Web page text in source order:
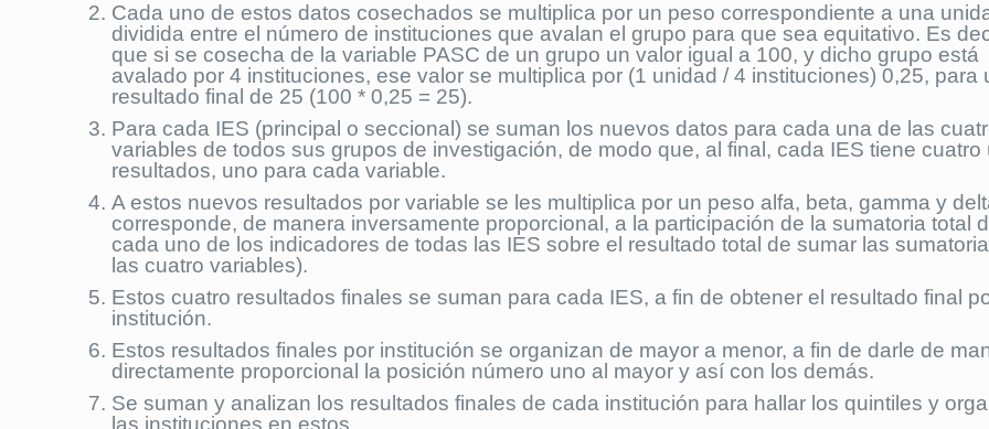
Cada uno de estos datos cosechados se multiplica por un peso correspondiente a una
dividida entre el número de instituciones que avalan el grupo para que sea equitativo. Es
que si se cosecha de la variable PASC de un grupo un valor igual a 100, y dicho grupo está
avalado por 4 instituciones, ese valor se multiplica por (1 unidad / 4 instituciones) 0,25, para
resultado final de 25 (100 * 0,25 = 25).
Para cada IES (principal o seccional) se suman los nuevos datos para cada una de las
variables de todos sus grupos de investigación, de modo que, al final, cada IES tiene cuatro
resultados, uno para cada variable.
A estos nuevos resultados por variable se les multiplica por un peso alfa, beta, gamma y
corresponde, de manera inversamente proporcional, a la participación de la sumatoria total
cada uno de los indicadores de todas las IES sobre el resultado total de sumar las
las cuatro variables).
Estos cuatro resultados finales se suman para cada IES, a fin de obtener el resultado final
institución.
Estos resultados finales por institución se organizan de mayor a menor, a fin de darle de
directamente proporcional la posición número uno al mayor y así con los demás.
Se suman y analizan los resultados finales de cada institución para hallar los quintiles y
las instituciones en estos.